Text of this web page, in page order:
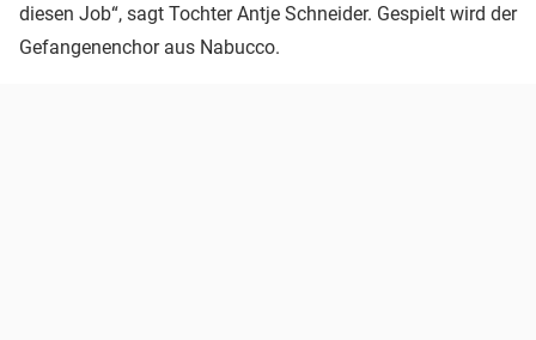
diesen Job“, sagt Tochter Antje Schneider. Gespielt wird der
Gefangenenchor aus Nabucco.